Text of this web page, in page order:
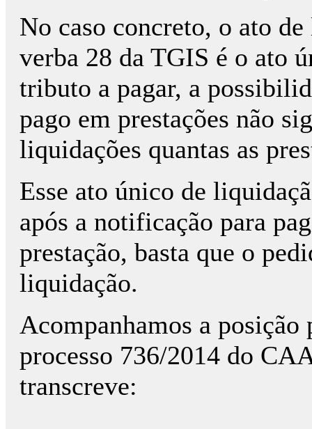
No caso concreto, o ato
verba 28 da TGIS é o ato
tributo a pagar, a
pago em prestações não
liquidações quantas as
Esse ato único de
após a notificação para
prestação, basta que o
liquidação.
Acompanhamos a
processo 736/2014 do
transcreve: